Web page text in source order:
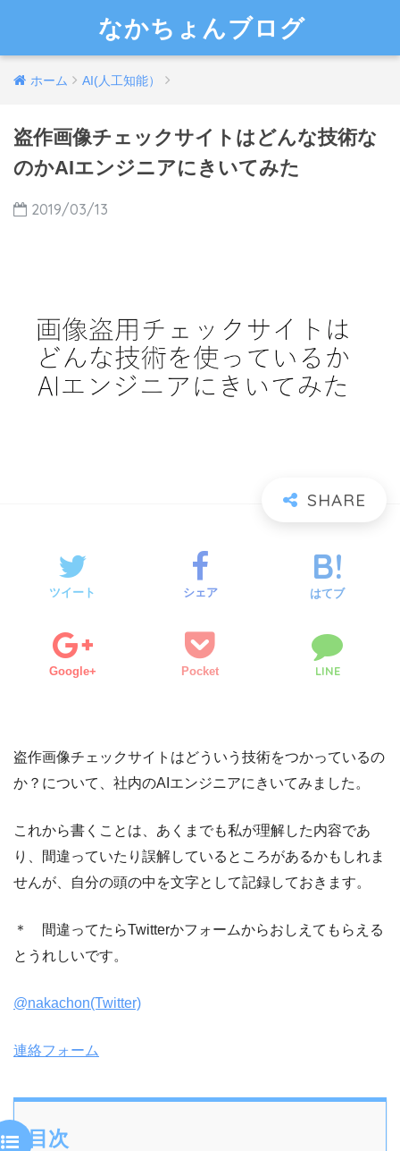
なかちょんブログ
ホーム AI(人工知能）
盗作画像チェックサイトはどんな技術な
のかAIエンジニアにきいてみた
2019/03/13
ツイート シェア はてブ
Google+ Pocket LINE
盗作画像チェックサイトはどういう技術をつかっているの
か？について、社内のAIエンジニアにきいてみました。
これから書くことは、あくまでも私が理解した内容であ
り、間違っていたり誤解しているところがあるかもしれま
せんが、自分の頭の中を文字として記録しておきます。
＊ 間違ってたらTwitterかフォームからおしえてもらえる
とうれしいです。
@nakachon(Twitter)
連絡フォーム
目次